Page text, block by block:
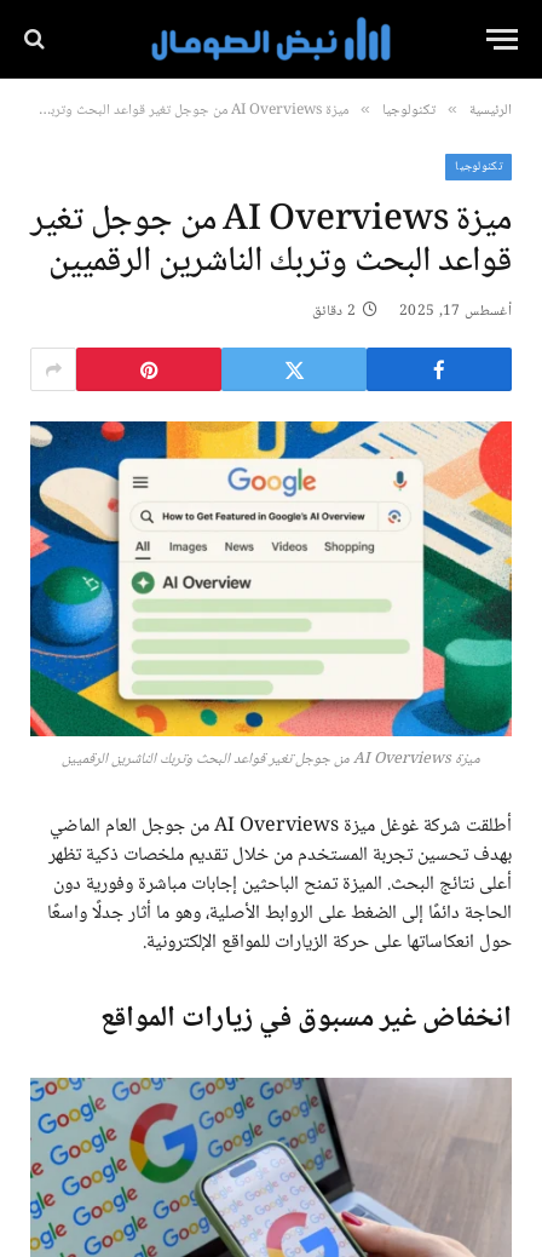
الرئيسية » تكنولوجيا » ميزة AI Overviews من جوجل تغير قواعد البحث وتربك الناشرين الرقميين
تكنولوجيا
ميزة AI Overviews من جوجل تغير
قواعد البحث وتربك الناشرين الرقميين
أغسطس 17, 2025 2 دقائق
ميزة AI Overviews من جوجل تغير قواعد البحث وتربك الناشرين الرقميين
أطلقت شركة غوغل ميزة AI Overviews من جوجل العام الماضي
بهدف تحسين تجربة المستخدم من خلال تقديم ملخصات ذكية تظهر
أعلى نتائج البحث. الميزة تمنح الباحثين إجابات مباشرة وفورية دون
الحاجة دائمًا إلى الضغط على الروابط الأصلية، وهو ما أثار جدلًا واسعًا
حول انعكاساتها على حركة الزيارات للمواقع الإلكترونية.
انخفاض غير مسبوق في زيارات المواقع